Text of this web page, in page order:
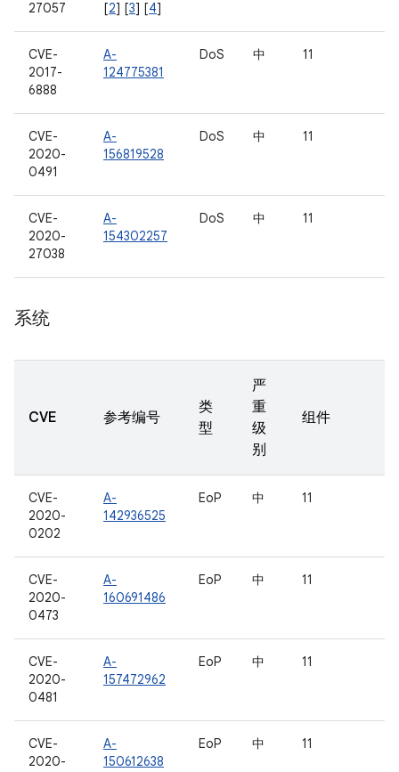
27057
[2] [3] [4]
CVE-
2017-
6888
A-
124775381
DoS 中 11
CVE-
2020-
0491
A-
156819528
DoS 中 11
CVE-
2020-
27038
A-
154302257
DoS 中 11
系统
CVE 参考编号
类
型
严
重
级
别
组件
CVE-
2020-
0202
A-
142936525
EoP 中 11
CVE-
2020-
0473
A-
160691486
EoP 中 11
CVE-
2020-
0481
A-
157472962
EoP 中 11
CVE-
2020-
A-
150612638
EoP 中 11